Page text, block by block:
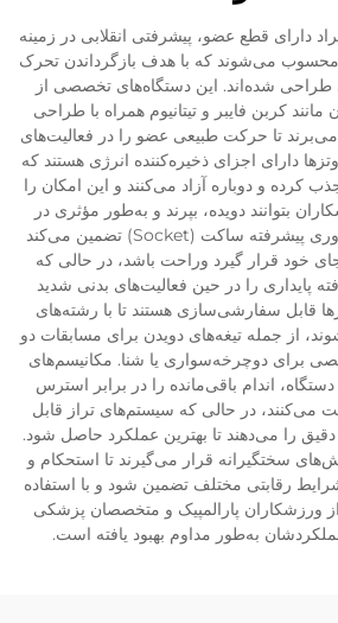
دارای قطع عضو، پیشرفتی انقلابی در زمینه
می‌شوند که با هدف بازگرداندن تحرک
طراحی شده‌اند. این دستگاه‌های تخصصی از
کربن فایبر و تیتانیوم همراه با طراحی
می‌برند تا حرکت طبیعی عضو را در فعالیت‌های
دارای اجزای ذخیره‌کننده انرژی هستند که
کرده و دوباره آزاد می‌کنند و این امکان را
بتوانند دویده، بپرند و به‌طور مؤثری در
رقابت‌ها شرکت کنند. فناوری پیشرفته ساکت (Socket) تضمین می‌کند
خود قرار گیرد وراحت باشد، در حالی که
پایداری را در حین فعالیت‌های بدنی شدید
قابل سفارشی‌سازی هستند تا با رشته‌های
از جمله تیغه‌های دویدن برای مسابقات دو
برای دوچرخه‌سواری یا شنا. مکانیسم‌های
اندام باقی‌مانده را در برابر استرس
می‌کنند، در حالی که سیستم‌های تراز قابل
را می‌دهند تا بهترین عملکرد حاصل شود.
سختگیرانه قرار می‌گیرند تا استحکام و
رقابتی مختلف تضمین شود و با استفاده
از ورزشکاران پارالمپیک و متخصصان پزشکی
به‌طور مداوم بهبود یافته است.